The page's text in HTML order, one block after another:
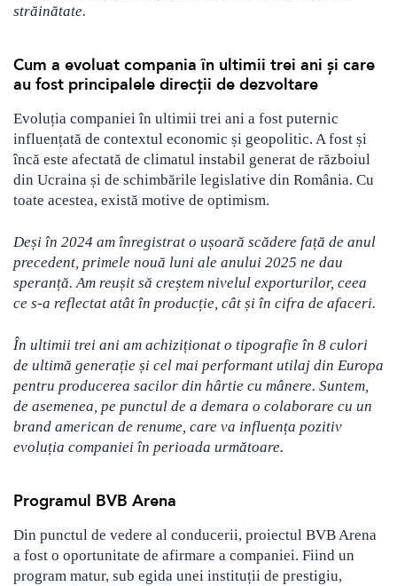
străinătate.
Cum a evoluat compania în ultimii trei ani și care
au fost principalele direcții de dezvoltare
Evoluția companiei în ultimii trei ani a fost puternic
influențată de contextul economic și geopolitic. A fost și
încă este afectată de climatul instabil generat de războiul
din Ucraina și de schimbările legislative din România. Cu
toate acestea, există motive de optimism.
Deși în 2024 am înregistrat o ușoară scădere față de anul
precedent, primele nouă luni ale anului 2025 ne dau
speranță. Am reușit să creștem nivelul exporturilor, ceea
ce s-a reflectat atât în producție, cât și în cifra de afaceri.
În ultimii trei ani am achiziționat o tipografie în 8 culori
de ultimă generație și cel mai performant utilaj din Europa
pentru producerea sacilor din hârtie cu mânere. Suntem,
de asemenea, pe punctul de a demara o colaborare cu un
brand american de renume, care va influența pozitiv
evoluția companiei în perioada următoare.
Programul BVB Arena
Din punctul de vedere al conducerii, proiectul BVB Arena
a fost o oportunitate de afirmare a companiei. Fiind un
program matur, sub egida unei instituții de prestigiu,